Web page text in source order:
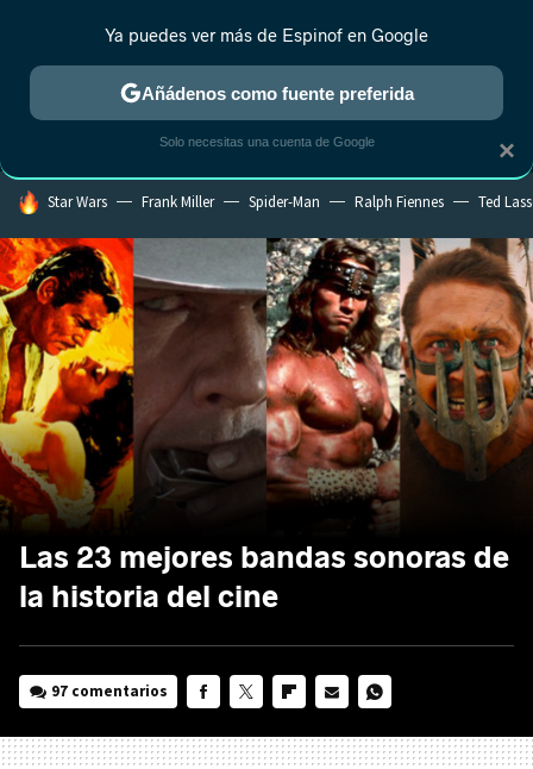
MENÚ NUEVO
ESTRENOS REALITY ANIME RANKINGS CINE
HOY SE HABLA DE
Star Wars Frank Miller Spider-Man Ralph Fiennes Ted
Las 23 mejores bandas sonoras de
la historia del cine
97 comentarios
MAIL
×
Ya puedes ver más de Espinof en Google
Añádenos como fuente preferida
Solo necesitas una cuenta de Google